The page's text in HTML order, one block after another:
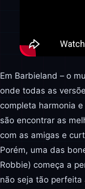
Em Barbieland – o
onde todas as
completa harmonia
são encontrar as
com as amigas e
Porém, uma das
Robbie) começa a
não seja tão